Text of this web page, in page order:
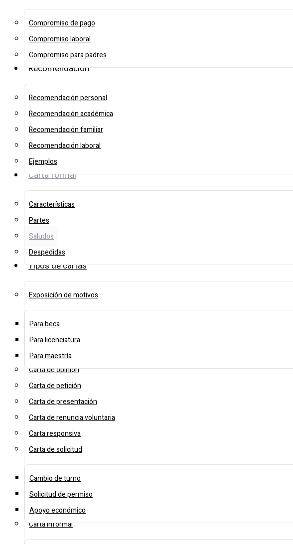
Compromiso de pago
Compromiso laboral
Compromiso para padres
Recomendación
Recomendación personal
Recomendación académica
Recomendación familiar
Recomendación laboral
Ejemplos
Carta formal
Características
Partes
Saludos
Despedidas
Tipos de cartas
Exposición de motivos
Para beca
Para licenciatura
Para maestría
Carta de opinión
Carta de petición
Carta de presentación
Carta de renuncia voluntaria
Carta responsiva
Carta de solicitud
Cambio de turno
Solicitud de permiso
Apoyo económico
Carta informal